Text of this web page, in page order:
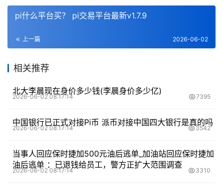
pi什么平台买？ pi交易平台最新v1.7.9
上一篇 2026-06-02
相关推荐
北大李晨现在身价多少钱(李晨身价多少亿)
2026-06-02 08:17:14 7395
中国银行已正式对接Pi币 派币对接中国四大银行是真的吗
2026-06-02 08:17:14 3542
当事人回应保时捷加500元油后逃单_加油站回应保时捷加
油后逃单 ：已退钱给员工，警方正扩大范围调查
2026-06-02 08:17:14 3310